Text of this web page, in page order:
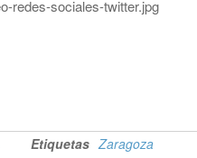
Etiquetas Zaragoza